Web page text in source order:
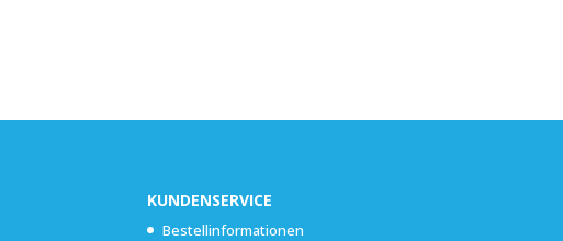
KUNDENSERVICE
Bestellinformationen